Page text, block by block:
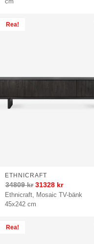
Rea!
Ethnicraft, Mosaic TV-bänk
45x242 cm
ETHNICRAFT
34809kr 31328 kr
Rea!